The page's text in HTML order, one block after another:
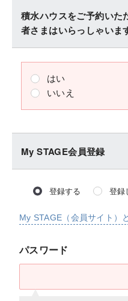
積水ハウスをご予約いた
者さまはいらっしゃいま
はい
いいえ
My STAGE会員登録
登録する 登録
My STAGE（会員サイト）
パスワード